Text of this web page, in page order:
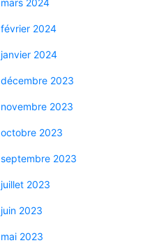
mars 2024
février 2024
janvier 2024
décembre 2023
novembre 2023
octobre 2023
septembre 2023
juillet 2023
juin 2023
mai 2023